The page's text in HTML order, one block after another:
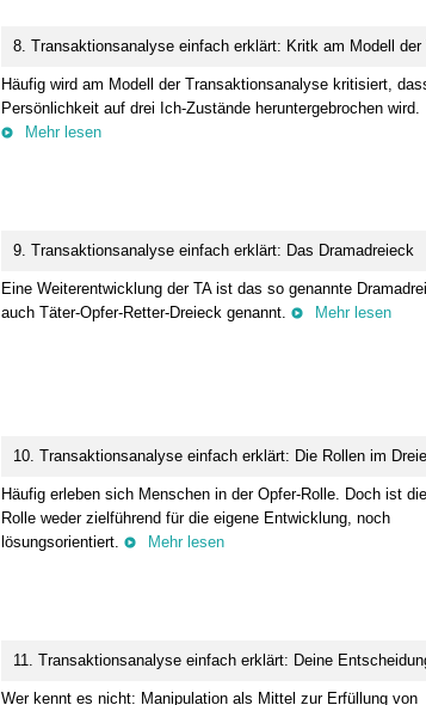
8. Transaktionsanalyse einfach erklärt: Kritk am Modell
Häufig wird am Modell der Transaktionsanalyse kritisiert,
Persönlichkeit auf drei Ich-Zustände heruntergebrochen wird.
Mehr lesen
9. Transaktionsanalyse einfach erklärt: Das Dramadreieck
Eine Weiterentwicklung der TA ist das so genannte
auch Täter-Opfer-Retter-Dreieck genannt.
Mehr lesen
10. Transaktionsanalyse einfach erklärt: Die Rollen im
Häufig erleben sich Menschen in der Opfer-Rolle. Doch ist
Rolle weder zielführend für die eigene Entwicklung, noch
lösungsorientiert.
Mehr lesen
11. Transaktionsanalyse einfach erklärt: Deine
Wer kennt es nicht: Manipulation als Mittel zur Erfüllung von